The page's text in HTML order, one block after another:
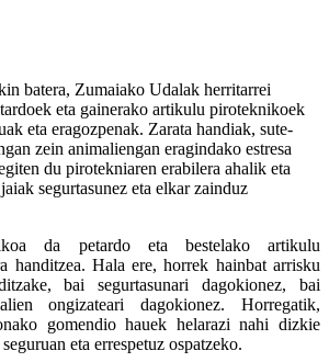
batera, Zumaiako Udalak herritarrei
eta gainerako artikulu piroteknikoek
eta eragozpenak. Zarata handiak, sute-
zein animaliengan eragindako estresa
du pirotekniaren erabilera ahalik eta
segurtasunez eta elkar zainduz
da petardo eta bestelako artikulu
handitzea. Hala ere, horrek hainbat arrisku
bai segurtasunari dagokionez, bai
ongizateari dagokionez. Horregatik,
gomendio hauek helarazi nahi dizkie
eta errespetuz ospatzeko.